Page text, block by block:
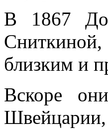
В 1867
близким и
Вскоре